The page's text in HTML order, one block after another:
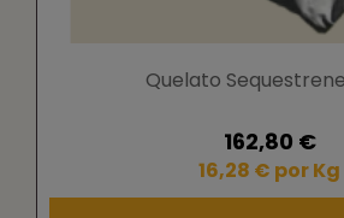
Quelato
162,80 €
16,28 € por Kg